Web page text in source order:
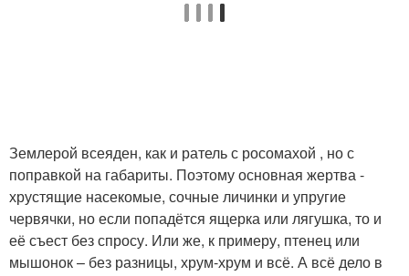
Землерой всеяден, как и ратель с росомахой , но с
поправкой на габариты. Поэтому основная жертва -
хрустящие насекомые, сочные личинки и упругие
червячки, но если попадётся ящерка или лягушка, то и
её съест без спросу. Или же, к примеру, птенец или
мышонок – без разницы, хрум-хрум и всё. А всё дело в